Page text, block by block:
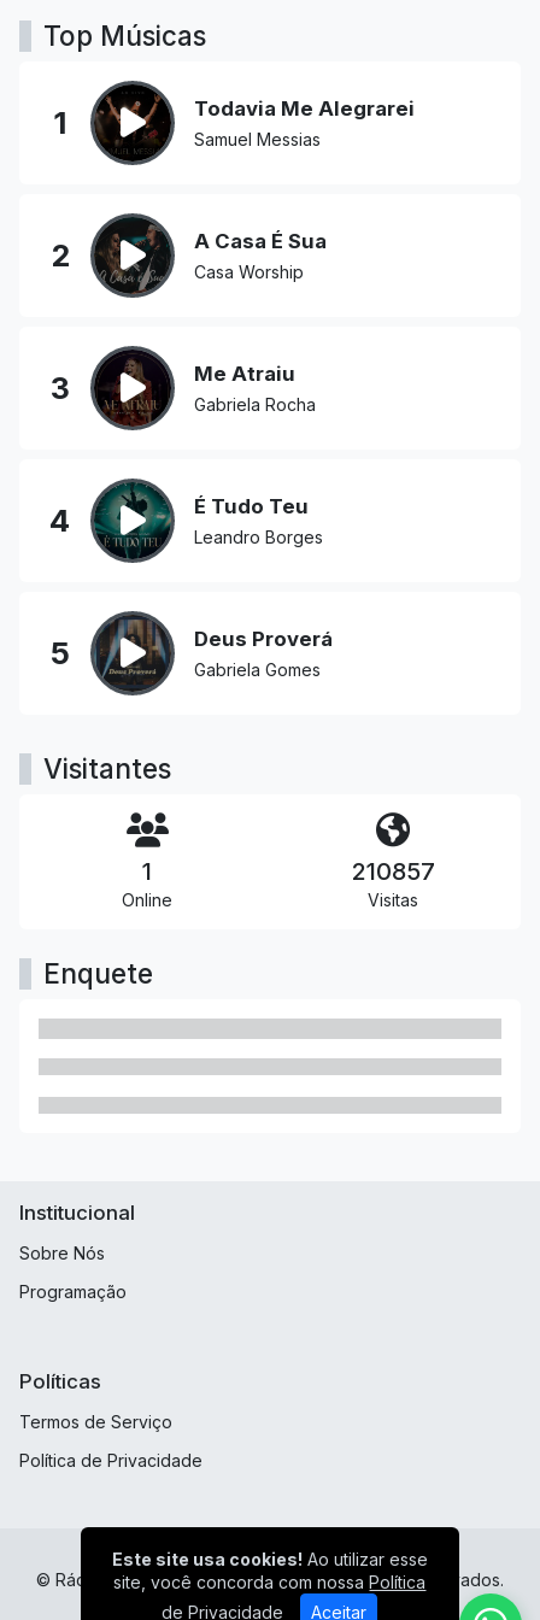
Top Músicas
1 Todavia Me Alegrarei
Samuel Messias
2 A Casa É Sua
Casa Worship
3 Me Atraiu
Gabriela Rocha
4 É Tudo Teu
Leandro Borges
5 Deus Proverá
Gabriela Gomes
Visitantes
1
Online
210857
Visitas
Enquete
Institucional
Sobre Nós
Programação
Políticas
Termos de Serviço
Política de Privacidade
© Rádio Loukos Por Cristo - Todos os direitos reservados.
Este site usa cookies! Ao utilizar esse
site, você concorda com nossaPolítica
de Privacidade
Aceitar